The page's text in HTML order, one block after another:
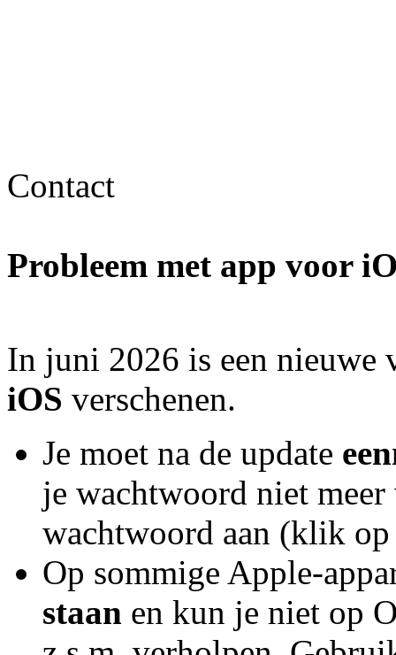
Contact
Probleem met app voor
In juni 2026 is een nieuwe
iOS verschenen.
Je moet na de update
je wachtwoord niet
wachtwoord aan (klik
Op sommige Apple-
staan en kun je niet op